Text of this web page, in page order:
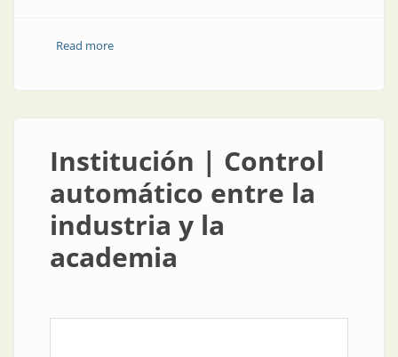
Read moreabout Institución | Promocionar electricidad segura,
Institución | Control
automático entre la
industria y la
academia